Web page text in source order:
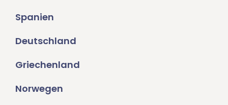
Spanien
Deutschland
Griechenland
Norwegen